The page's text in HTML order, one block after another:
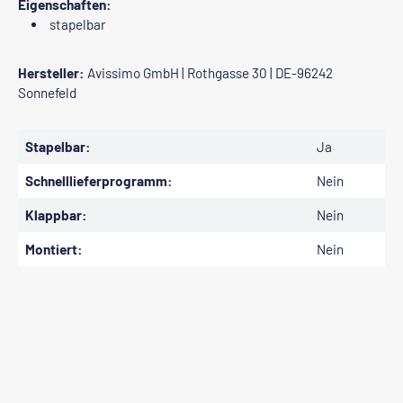
Eigenschaften:
stapelbar
Hersteller: Avissimo GmbH | Rothgasse 30 | DE-96242
Sonnefeld
Stapelbar: Ja
Schnelllieferprogramm: Nein
Klappbar: Nein
Montiert: Nein